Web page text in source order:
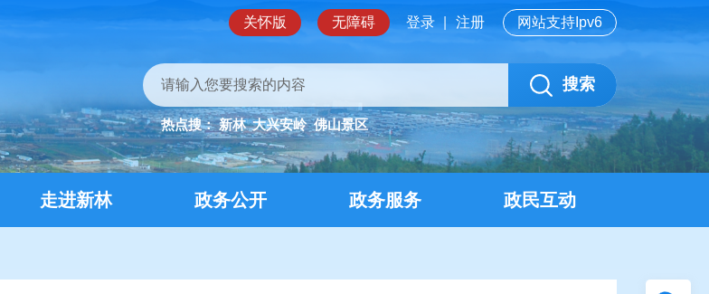
关怀版 无障碍 网站支持Ipv6
登录 注册
搜索
热点搜： 新林 大兴安岭 佛山景区
走进新林 政务公开 政务服务 政民互动